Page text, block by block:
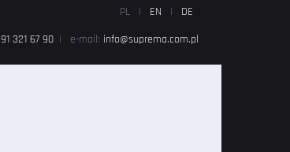
PL | EN | DE
91 321 67 90 | e-mail: info@suprema.com.pl